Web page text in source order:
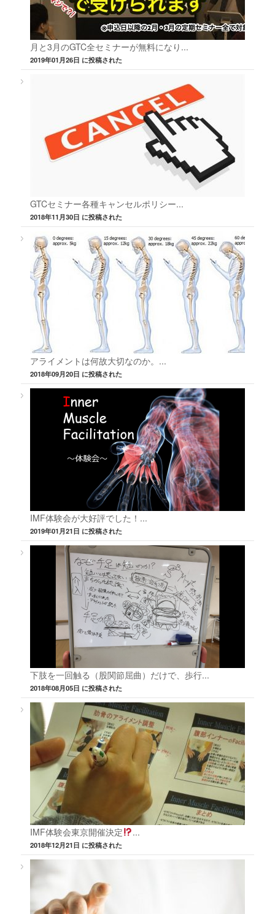
月と3月のGTC全セミナーが無料になり...
2019年01月26日 に投稿された
GTCセミナー各種キャンセルポリシー...
2018年11月30日 に投稿された
アライメントは何故大切なのか。...
2018年09月20日 に投稿された
IMF体験会が大好評でした！...
2019年01月21日 に投稿された
下肢を一回触る（股関節屈曲）だけで、歩行...
2018年08月05日 に投稿された
IMF体験会東京開催決定 ...
2018年12月21日 に投稿された